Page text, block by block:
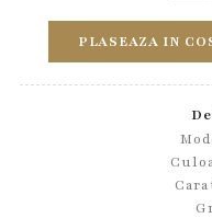
PLASEAZA IN